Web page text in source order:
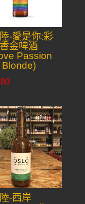
-愛是你:彩
金啤酒
Passion
Blonde)
-西岸